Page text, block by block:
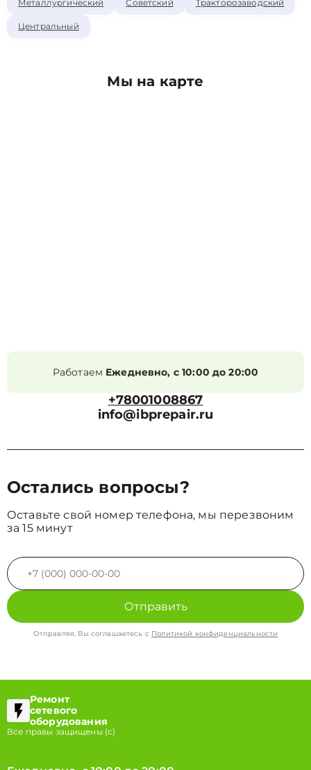
Металлургический Советский Тракторозаводский
Центральный
Мы на карте
Работаем Ежедневно, с 10:00 до 20:00
+78001008867
info@ibprepair.ru
Остались вопросы?
Оставьте свой номер телефона, мы перезвоним
за 15 минут
Отправить
Отправляя, Вы соглашаетесь с Политикой конфиденциальности
Ремонт
сетевого
оборудования
Все правы защищены (с)